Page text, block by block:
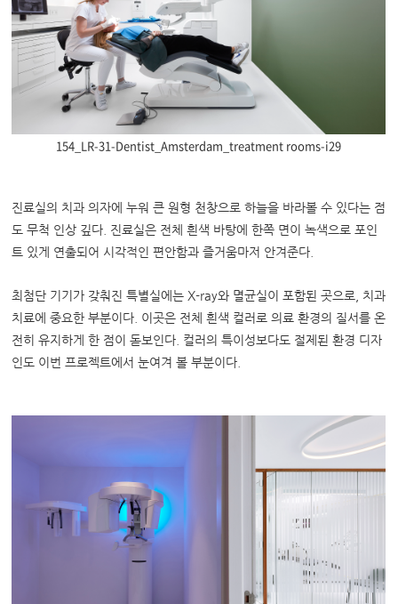
154_LR-31-Dentist_Amsterdam_treatment rooms-i29
진료실의 치과 의자에 누워 큰 원형 천창으로 하늘을 바라볼 수 있다는 점
도 무척 인상 깊다. 진료실은 전체 흰색 바탕에 한쪽 면이 녹색으로 포인
트 있게 연출되어 시각적인 편안함과 즐거움마저 안겨준다.
최첨단 기기가 갖춰진 특별실에는 X-ray와 멸균실이 포함된 곳으로, 치과
치료에 중요한 부분이다. 이곳은 전체 흰색 컬러로 의료 환경의 질서를 온
전히 유지하게 한 점이 돋보인다. 컬러의 특이성보다도 절제된 환경 디자
인도 이번 프로젝트에서 눈여겨 볼 부분이다.